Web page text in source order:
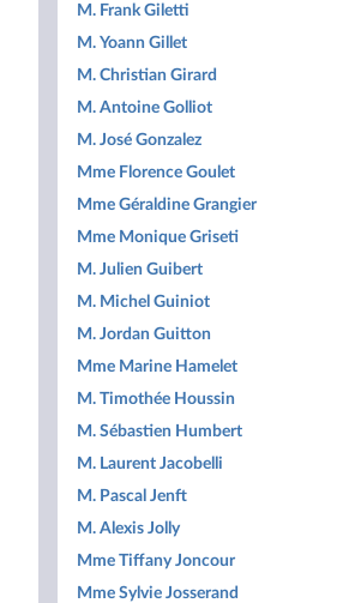
M. Frank Giletti
M. Yoann Gillet
M. Christian Girard
M. Antoine Golliot
M. José Gonzalez
Mme Florence Goulet
Mme Géraldine Grangier
Mme Monique Griseti
M. Julien Guibert
M. Michel Guiniot
M. Jordan Guitton
Mme Marine Hamelet
M. Timothée Houssin
M. Sébastien Humbert
M. Laurent Jacobelli
M. Pascal Jenft
M. Alexis Jolly
Mme Tiffany Joncour
Mme Sylvie Josserand